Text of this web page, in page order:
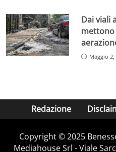
Dai viali
mettono
Maggio 2,
Redazione
Copyright © 2025
Mediahouse Srl - Viale